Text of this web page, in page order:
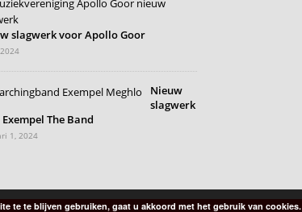
slagwerk voor Apollo Goor
Nieuw
slagwerk
The Band
1, 2024
te te blijven gebruiken, gaat u akkoord met het gebruik van cookies.